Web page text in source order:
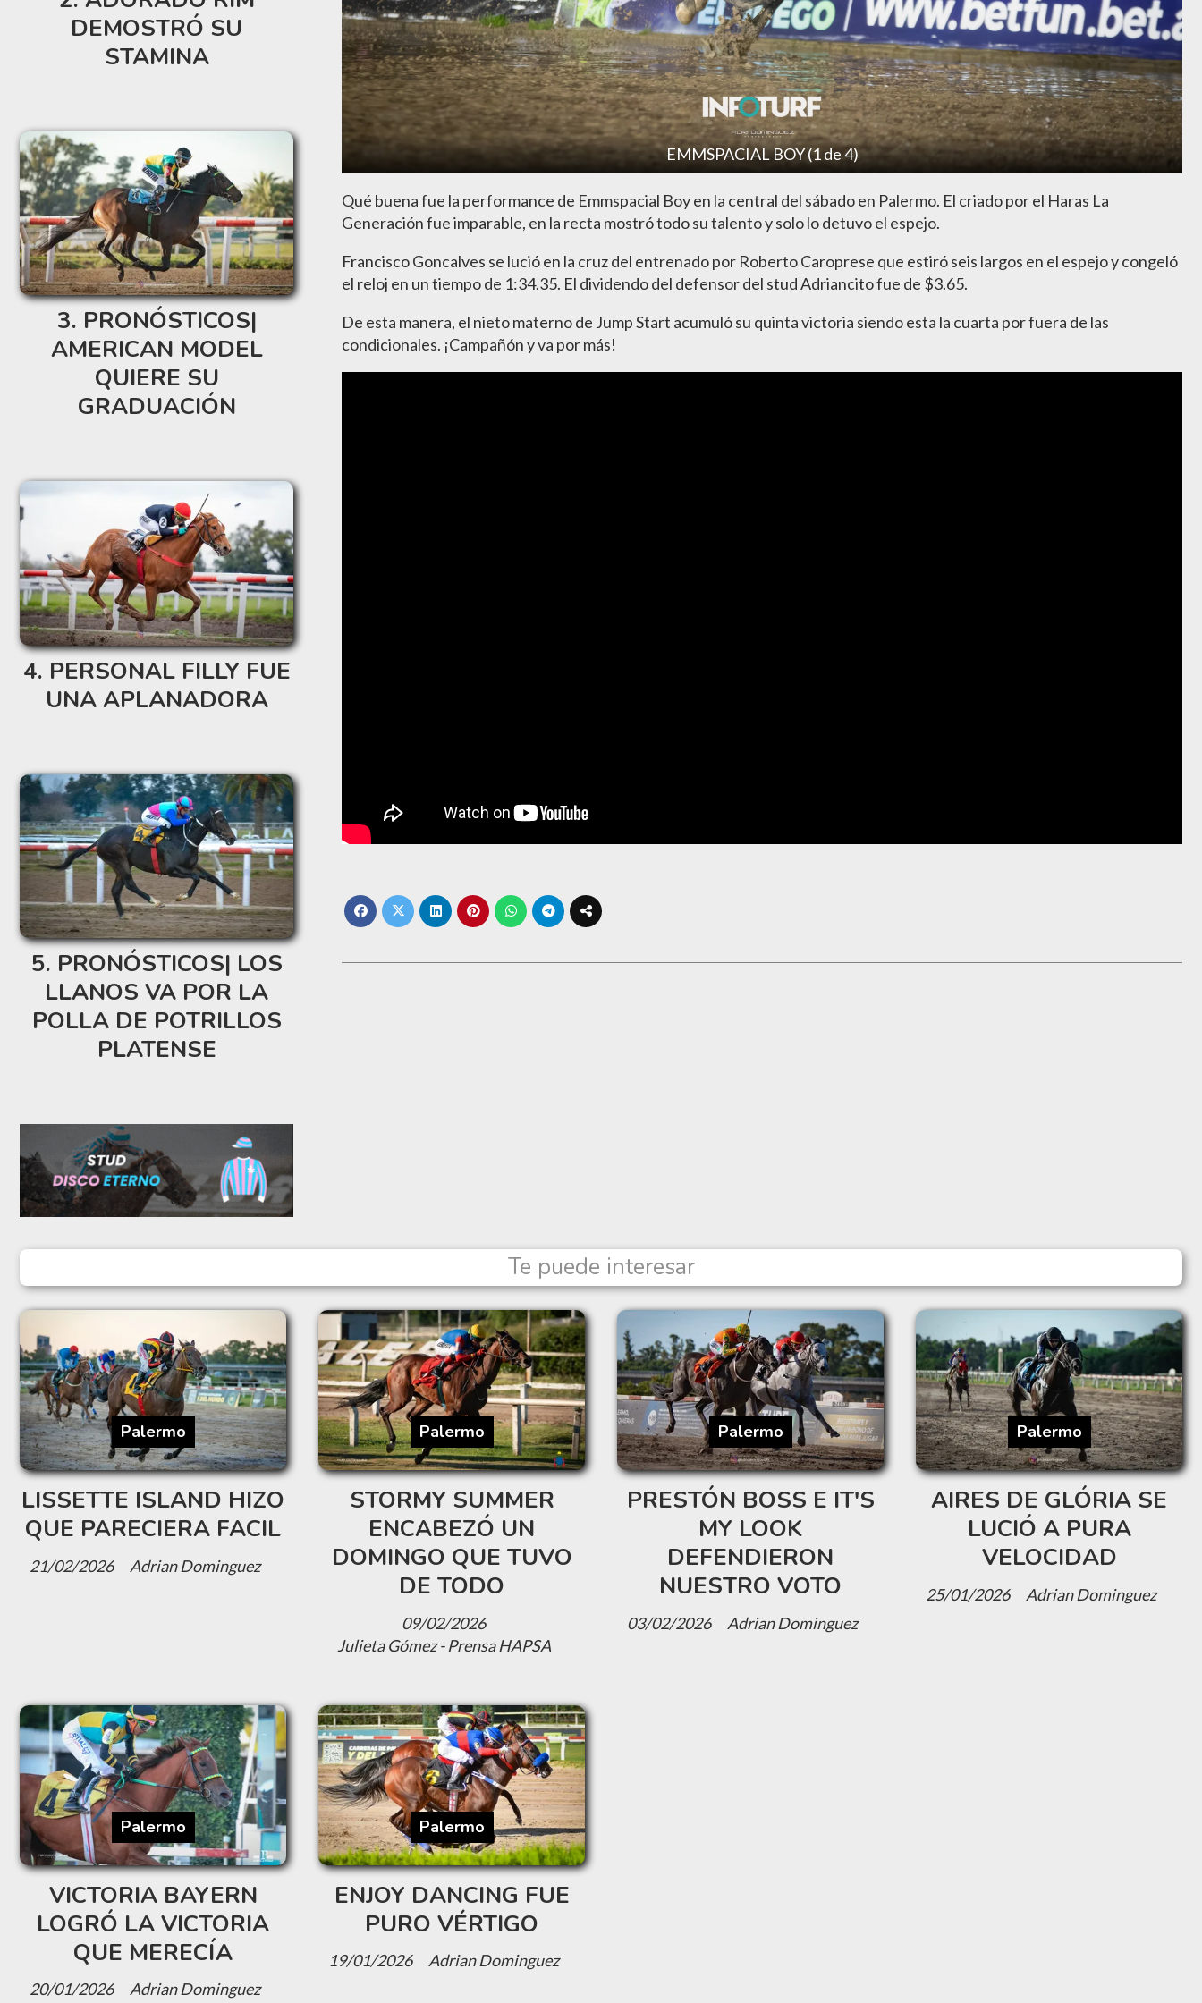
EMMSPACIAL BOY (1 de 4)
Qué buena fue la performance de Emmspacial Boy en la central del sábado en Palermo. El criado por el Haras La
Generación fue imparable, en la recta mostró todo su talento y solo lo detuvo el espejo.
Francisco Goncalves se lució en la cruz del entrenado por Roberto Caroprese que estiró seis largos en el espejo y congeló
el reloj en un tiempo de 1:34.35. El dividendo del defensor del stud Adriancito fue de $3.65.
De esta manera, el nieto materno de Jump Start acumuló su quinta victoria siendo esta la cuarta por fuera de las
condicionales. ¡Campañón y va por más!
Te puede interesar
LISSETTE ISLAND HIZO
QUE PARECIERA FACIL
Adrian Dominguez
Palermo
21/02/2026
STORMY SUMMER
ENCABEZÓ UN
DOMINGO QUE TUVO
DE TODO
Julieta Gómez - Prensa HAPSA
Palermo
09/02/2026
PRESTÓN BOSS E IT'S
MY LOOK
DEFENDIERON
NUESTRO VOTO
Adrian Dominguez
Palermo
03/02/2026
AIRES DE GLÓRIA SE
LUCIÓ A PURA
VELOCIDAD
Adrian Dominguez
Palermo
25/01/2026
VICTORIA BAYERN
LOGRÓ LA VICTORIA
QUE MERECÍA
Adrian Dominguez
Palermo
20/01/2026
ENJOY DANCING FUE
PURO VÉRTIGO
Adrian Dominguez
Palermo
19/01/2026
DEMOSTRÓ SU
STAMINA
PRONÓSTICOS|
AMERICAN MODEL
QUIERE SU
GRADUACIÓN
PERSONAL FILLY FUE
UNA APLANADORA
PRONÓSTICOS| LOS
LLANOS VA POR LA
POLLA DE POTRILLOS
PLATENSE